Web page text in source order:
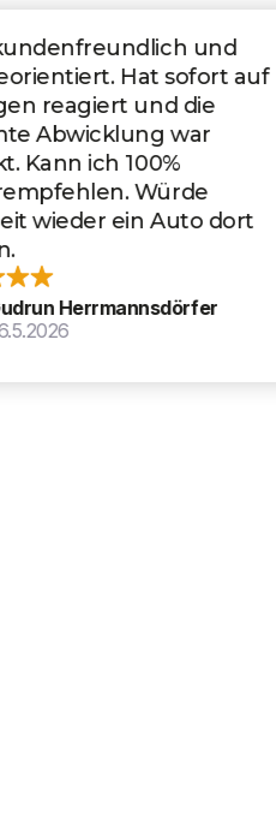
Hr. Schimmel war
ersten
zum Abschluss ein
kompetenter,
zuverlässiger
der mich in allen
beraten und den
2. Wagen, den
haben. Wir sind
18.5.2026